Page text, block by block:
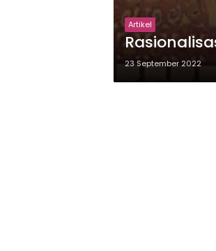
Artikel
23 September 2022